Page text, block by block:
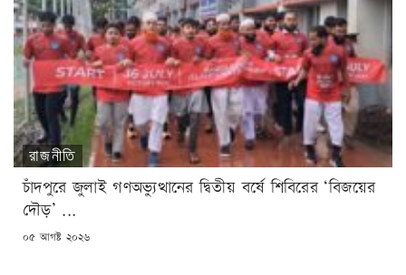
রাজনীতি
চাঁদপুরে জুলাই গণঅভ্যুত্থানের দ্বিতীয় বর্ষে শিবিরের ‘বিজয়ের
দৌড়’ ...
POSTED
০৫ আগষ্ট ২০২৬